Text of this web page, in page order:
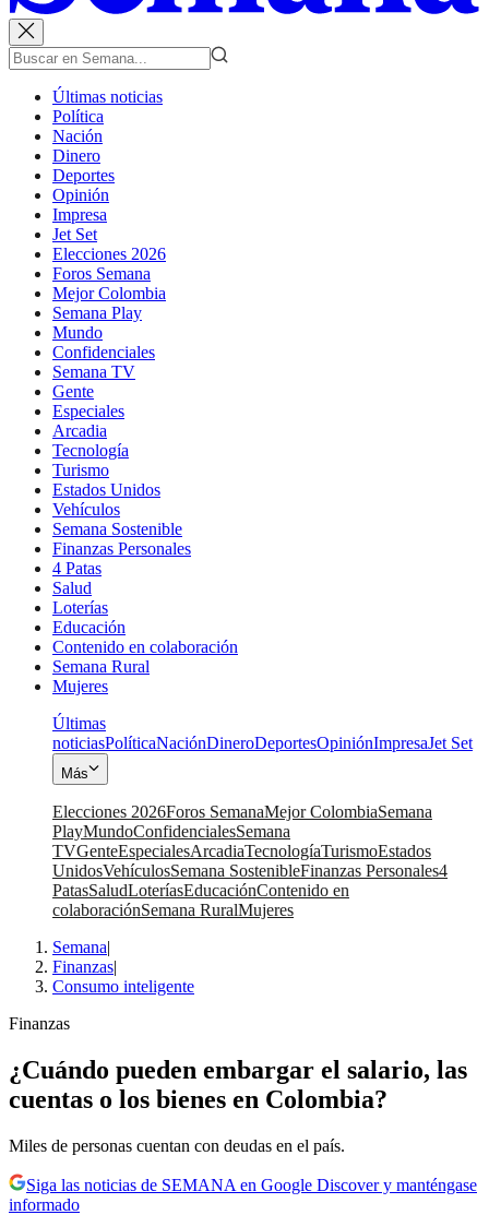
Últimas noticias
Política
Nación
Dinero
Deportes
Opinión
Impresa
Jet Set
Elecciones 2026
Foros Semana
Mejor Colombia
Semana Play
Mundo
Confidenciales
Semana TV
Gente
Especiales
Arcadia
Tecnología
Turismo
Estados Unidos
Vehículos
Semana Sostenible
Finanzas Personales
4 Patas
Salud
Loterías
Educación
Contenido en colaboración
Semana Rural
Mujeres
Últimas
noticiasPolíticaNaciónDineroDeportesOpiniónImpresaJet Set
Más
Elecciones 2026Foros SemanaMejor ColombiaSemana
PlayMundoConfidencialesSemana
TVGenteEspecialesArcadiaTecnologíaTurismoEstados
UnidosVehículosSemana SostenibleFinanzas Personales4
PatasSaludLoteríasEducaciónContenido en
colaboraciónSemana RuralMujeres
Semana|
Finanzas|
Consumo inteligente
Finanzas
¿Cuándo pueden embargar el salario, las
cuentas o los bienes en Colombia?
Miles de personas cuentan con deudas en el país.
Siga las noticias de SEMANA en Google Discover y manténgase
informado